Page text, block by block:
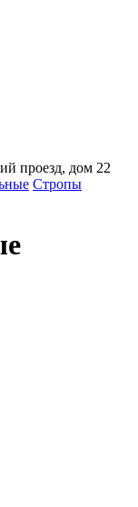
проезд, дом 22
Стропы